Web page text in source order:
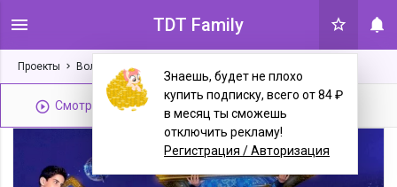
TDT Family
Знаешь, будет не плохо
купить подписку, всего от 84 ₽
в месяц ты сможешь
отключить рекламу!
Регистрация / Авторизация
Проекты Волшебники за пределами Вэйверли Плэйс
Смотреть трейлер